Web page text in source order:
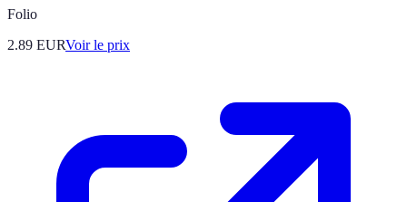
Folio
2.89 EURVoir le prix